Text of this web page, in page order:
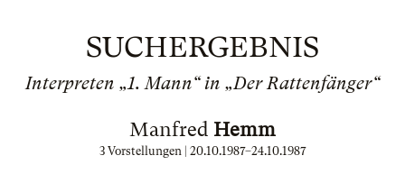
SUCHERGEBNIS
Interpreten „1. Mann“ in „Der Rattenfänger“
Manfred Hemm
3 Vorstellungen | 20.10.1987–24.10.1987